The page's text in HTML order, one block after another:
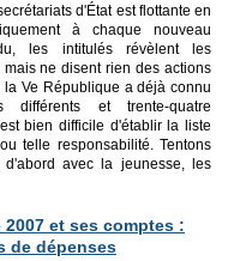
d'État est flottante en
à chaque nouveau
les intitulés révèlent les
ne disent rien des actions
Ve République a déjà connu
différents et trente-quatre
bien difficile d'établir la liste
telle responsabilité. Tentons
d'abord avec la jeunesse, les
et ses comptes :
de dépenses